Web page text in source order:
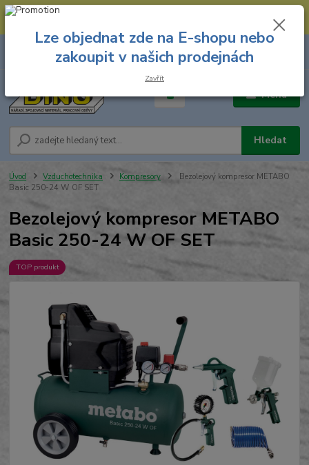
--- Spojovací materiál: 774 431 045 --- Prodejna nářadí: 731 449 423 --
Menu
Hledat
8.00 hod. - 16.00 hod.
za
Úvod Vzduchotechnika Kompresory
Bezolejový kompresor METABO
Basic 250-24 W OF SET
Bezolejový kompresor METABO
Basic 250-24 W OF SET
TOP produkt
Lze objednat zde na E-shopu nebo
zakoupit v našich prodejnách
Zavřít